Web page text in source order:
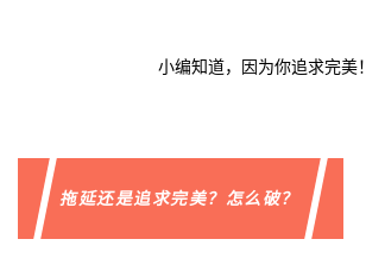
小编知道，因为你追求完美！
拖延还是追求完美？怎么破？